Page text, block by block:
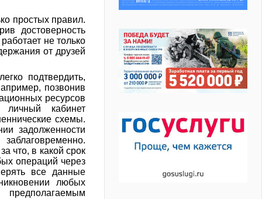
простых правил.
достоверность
не только
от друзей
подтвердить,
позвонив
ресурсов
кабинет
схемы.
задолженности
что, в какой срок
операций через
все данные
любых